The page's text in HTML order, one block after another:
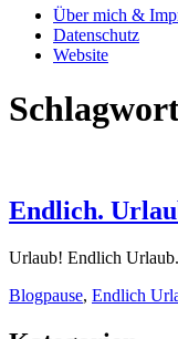
Über mich &
Datenschutz
Website
Endlich.
Urlaub! Endlich
Blogpause, Endlich